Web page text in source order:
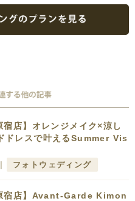
宿店】オレンジメイク×涼し
ドレスで叶えるSummer Vis
フォトウェディング
宿店】Avant-Garde Kimon